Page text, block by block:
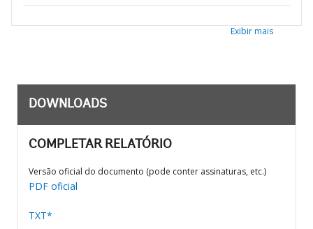
Exibir mais
DOWNLOADS
COMPLETAR RELATÓRIO
Versão oficial do documento (pode conter assinaturas, etc.)
PDF oficial
TXT*